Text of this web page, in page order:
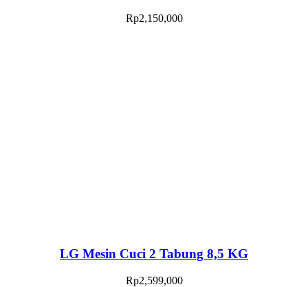
Rp2,150,000
LG Mesin Cuci 2 Tabung 8,5 KG
Rp2,599,000